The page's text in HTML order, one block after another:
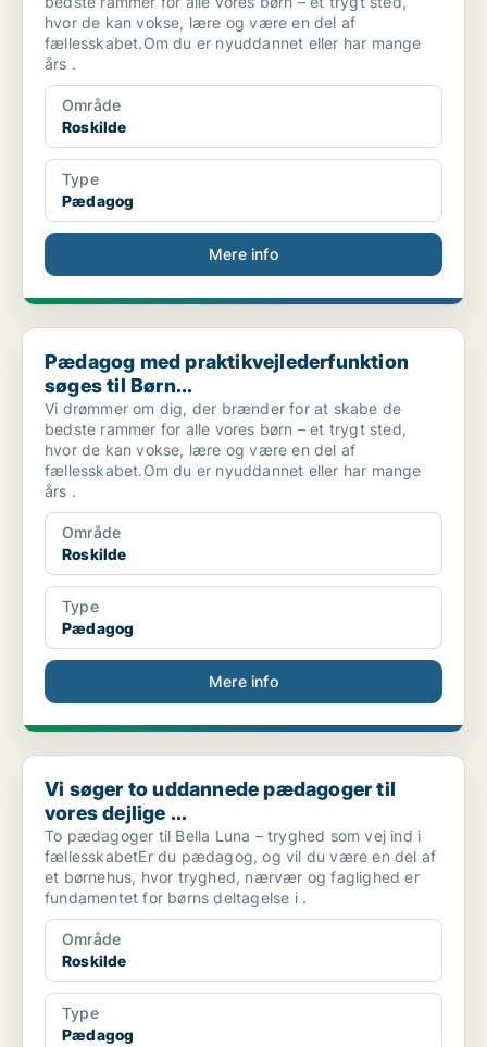
hvor de kan vokse, lære og være en del af
fællesskabet.Om du er nyuddannet eller har mange
års .
Område
Roskilde
Type
Pædagog
Mere info
Pædagog med praktikvejlederfunktion søges til Børn...
Pædagog med praktikvejlederfunktion
søges til Børn...
Vi drømmer om dig, der brænder for at skabe de
bedste rammer for alle vores børn – et trygt sted,
hvor de kan vokse, lære og være en del af
fællesskabet.Om du er nyuddannet eller har mange
års .
Område
Roskilde
Type
Pædagog
Mere info
Vi søger to uddannede pædagoger til vores dejlige ...
Vi søger to uddannede pædagoger til
vores dejlige ...
To pædagoger til Bella Luna – tryghed som vej ind i
fællesskabetEr du pædagog, og vil du være en del af
et børnehus, hvor tryghed, nærvær og faglighed er
fundamentet for børns deltagelse i .
Område
Roskilde
Type
Pædagog